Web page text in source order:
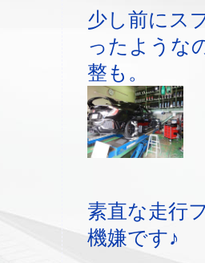
少し前にス
ったような
整も。
素直な走行
機嫌です♪